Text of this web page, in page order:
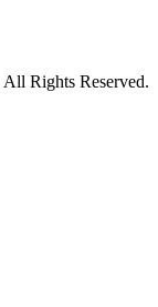
Rights Reserved.